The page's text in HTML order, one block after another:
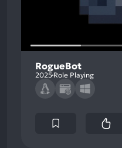
RogueBot
2025 Role Playing